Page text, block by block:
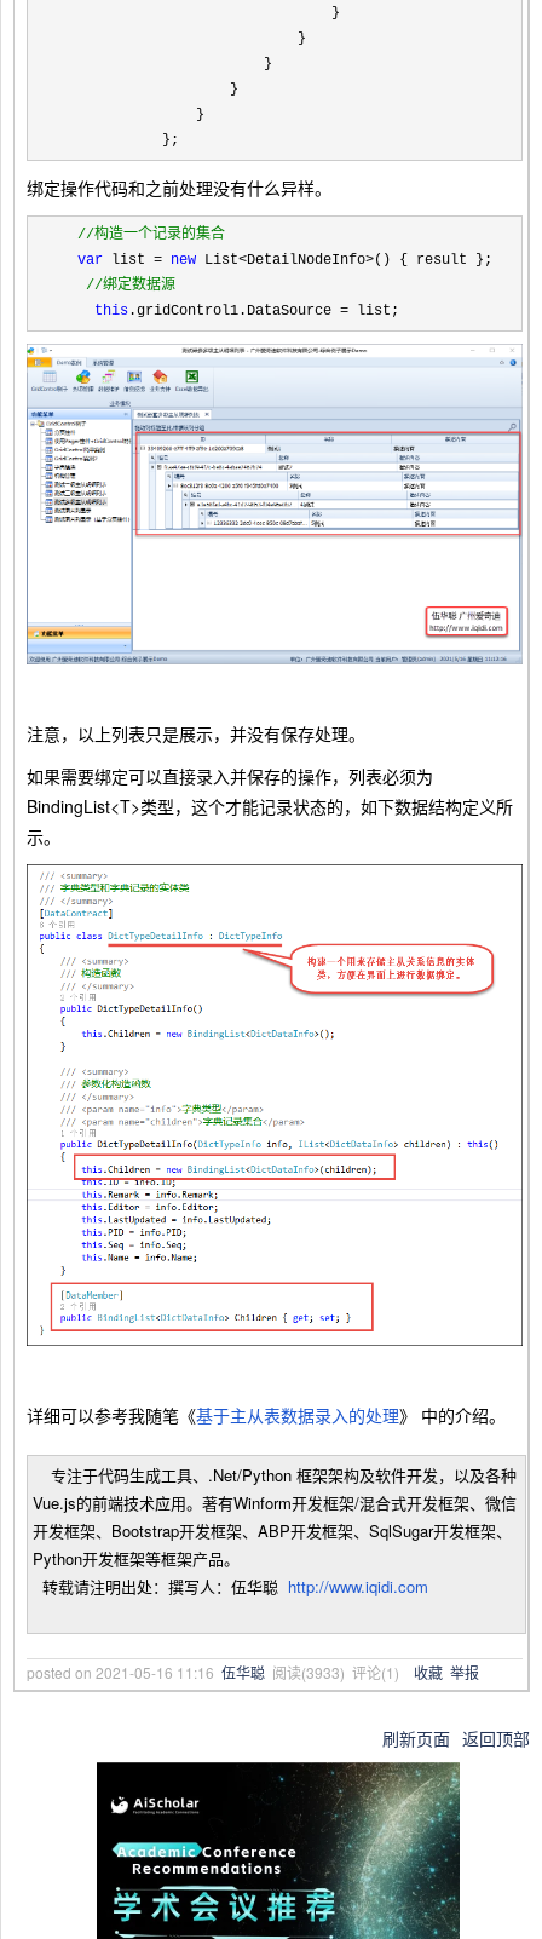
                                }
                            }
                        }
                    }
                }
            };
绑定操作代码和之前处理没有什么异样。
//构造一个记录的集合
var list = new List<DetailNodeInfo>() { result };
//绑定数据源
this .gridControl1.DataSource = list;
注意，以上列表只是展示，并没有保存处理。
如果需要绑定可以直接录入并保存的操作，列表必须为
BindingList<T>类型，这个才能记录状态的，如下数据结构定义所
示。
详细可以参考我随笔《基于主从表数据录入的处理》 中的介绍。
专注于代码生成工具、.Net/Python 框架架构及软件开发，以及各种
Vue.js的前端技术应用。著有Winform开发框架/混合式开发框架、微信
开发框架、Bootstrap开发框架、ABP开发框架、SqlSugar开发框架、
Python开发框架等框架产品。
转载请注明出处：撰写人：伍华聪 http://www.iqidi.com
posted on 2021-05-16 11:16 伍华聪 阅读(3933) 评论(1) 收藏 举报
刷新页面 返回顶部